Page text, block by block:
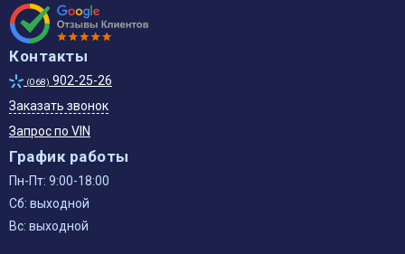
Контакты
(068) 902-25-26
Заказать звонок
Запрос по VIN
График работы
Пн-Пт: 9:00-18:00
Сб: выходной
Вс: выходной